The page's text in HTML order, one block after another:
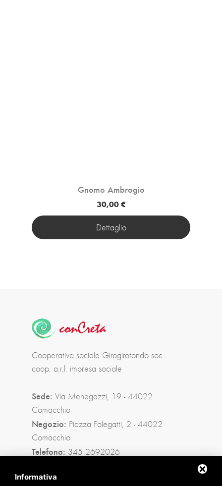
Gnomo Ambrogio
30,00 €
Dettaglio
Cooperativa sociale Girogirotondo soc.
coop. a.r.l. impresa sociale
Sede: Via Menegazzi, 19 - 44022
Comacchio
Negozio: Piazza Folegatti, 2 - 44022
Comacchio
Telefono: 345 2692026
Privacy policy
Informativa